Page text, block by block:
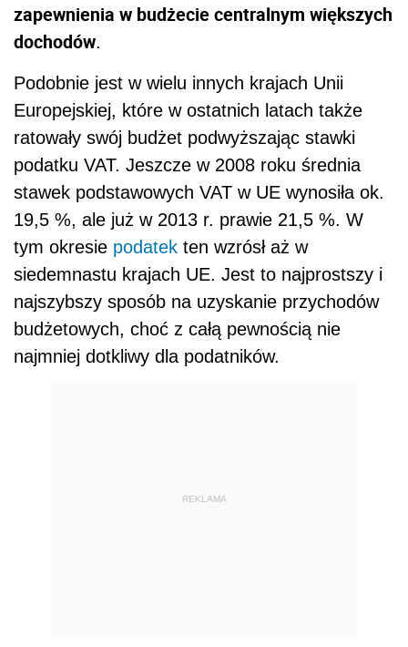
zapewnienia w budżecie centralnym większych
dochodów.
Podobnie jest w wielu innych krajach Unii
Europejskiej, które w ostatnich latach także
ratowały swój budżet podwyższając stawki
podatku VAT. Jeszcze w 2008 roku średnia
stawek podstawowych VAT w UE wynosiła ok.
19,5 %, ale już w 2013 r. prawie 21,5 %. W
tym okresie podatek ten wzrósł aż w
siedemnastu krajach UE. Jest to najprostszy i
najszybszy sposób na uzyskanie przychodów
budżetowych, choć z całą pewnością nie
najmniej dotkliwy dla podatników.
REKLAMA